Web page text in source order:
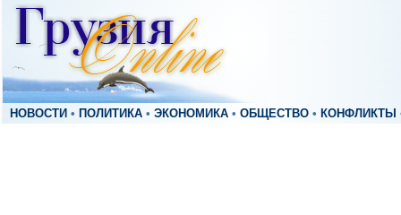
НОВОСТИ • ПОЛИТИКА • ЭКОНОМИКА • ОБЩЕСТВО • КОНФЛИКТЫ